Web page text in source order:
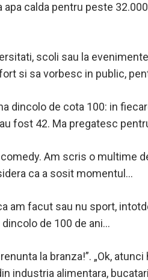
calda pentru peste
scoli sau la
si sa vorbesc in public,
de cota 100: in
fost 42. Ma pregatesc
Am scris o multime
ca a sosit momentul…
am facut sau nu sport,
de 100 de ani…
la branza!”. „Ok,
industria alimentara,